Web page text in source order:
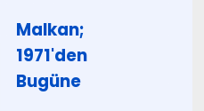
Malkan;
1971'den
Bugüne